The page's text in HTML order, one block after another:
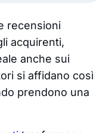
recensioni
acquirenti,
anche sui
si affidano così
prendono una